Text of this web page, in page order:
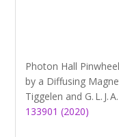
Photon Hall
by a Diffusing
Tiggelen and G. L. J.
133901 (2020)